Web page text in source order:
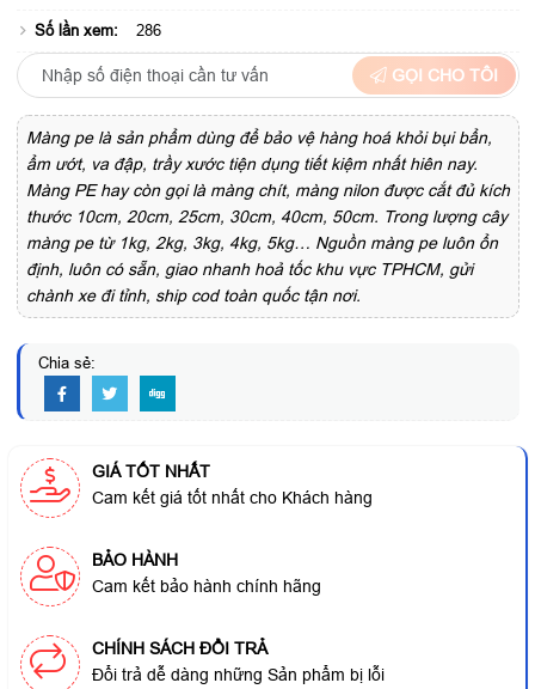
Số lần xem: 286
GỌI CHO TÔI
Màng pe là sản phẩm dùng để bảo vệ hàng hoá khỏi bụi bẩn,
ẩm ướt, va đập, trầy xước tiện dụng tiết kiệm nhất hiên nay.
Màng PE hay còn gọi là màng chít, màng nilon được cắt đủ kích
thước 10cm, 20cm, 25cm, 30cm, 40cm, 50cm. Trong lượng cây
màng pe từ 1kg, 2kg, 3kg, 4kg, 5kg… Nguồn màng pe luôn ổn
định, luôn có sẵn, giao nhanh hoả tốc khu vực TPHCM, gửi
chành xe đi tỉnh, ship cod toàn quốc tận nơi.
Chia sẻ:
GIÁ TỐT NHẤT
Cam kết giá tốt nhất cho Khách hàng
BẢO HÀNH
Cam kết bảo hành chính hãng
CHÍNH SÁCH ĐỔI TRẢ
Đổi trả dễ dàng những Sản phẩm bị lỗi